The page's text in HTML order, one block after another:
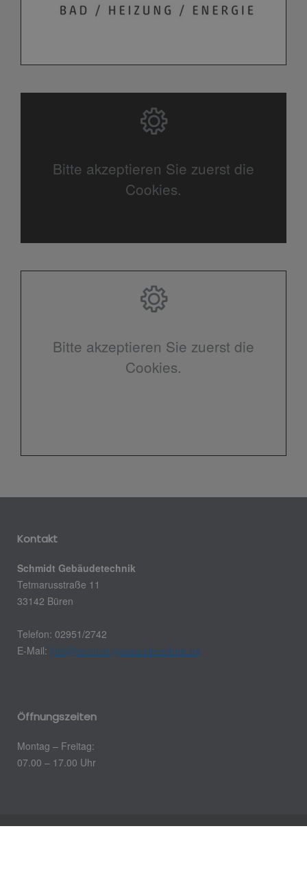
Bitte akzeptieren Sie zuerst die
Cookies.
Bitte akzeptieren Sie zuerst die
Cookies.
Kontakt
Schmidt Gebäudetechnik
Tetmarusstraße 11
33142 Büren
Telefon: 02951/2742
E-Mail: info@schmidt-gebaeudetechnik.de
Öffnungszeiten
Montag – Freitag:
07.00 – 17.00 Uhr